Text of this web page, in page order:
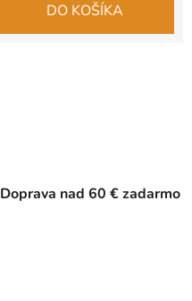
DO KOŠÍKA
Doprava nad 60 € zadarmo